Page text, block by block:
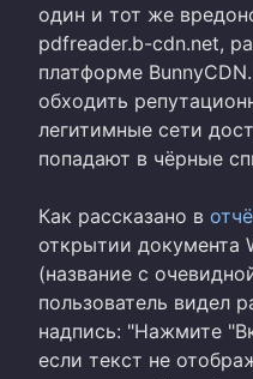
один и тот же
pdfreader.b-cdn.net,
платформе
обходить
легитимные сети
попадают в чёрные
Как рассказано в
открытии документа
(название с
пользователь видел
надпись: "Нажмите
если текст не